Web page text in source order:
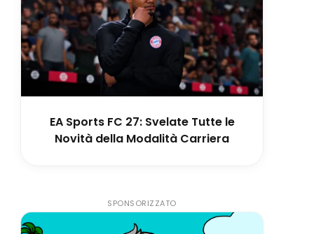
EA Sports FC 27: Svelate Tutte le
Novità della Modalità Carriera
SPONSORIZZATO